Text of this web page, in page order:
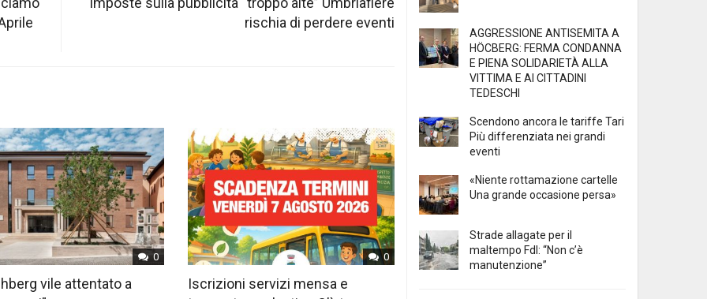
rischia di perdere eventi
0
vile attentato a
0
Iscrizioni servizi mensa e
AGGRESSIONE ANTISEMITA A
HÖCBERG: FERMA CONDANNA
E PIENA SOLIDARIETÀ ALLA
VITTIMA E AI CITTADINI
TEDESCHI
Scendono ancora le tariffe Tari
Più differenziata nei grandi
eventi
«Niente rottamazione cartelle
Una grande occasione persa»
Strade allagate per il
maltempo FdI: “Non c’è
manutenzione”